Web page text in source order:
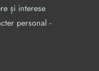
și interese
personal -